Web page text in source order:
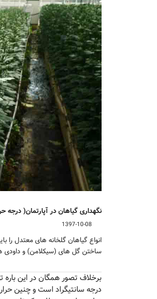
نگهداری گیاهان در آپارتمان( درجه
1397-10-08
ساختن گل های (سیکلامن) و داودی
درجه سانتیگراد است و چنین